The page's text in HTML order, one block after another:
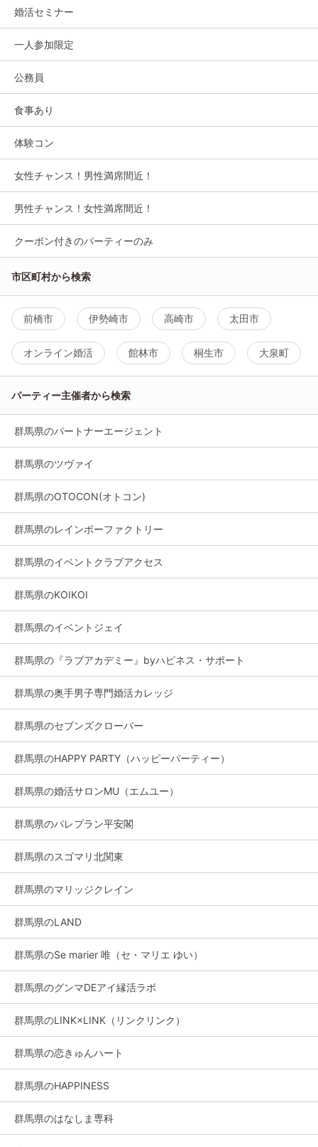
婚活セミナー
一人参加限定
公務員
食事あり
体験コン
女性チャンス！男性満席間近！
男性チャンス！女性満席間近！
クーポン付きのパーティーのみ
市区町村から検索
前橋市 伊勢崎市 高崎市 太田市
オンライン婚活 館林市 桐生市 大泉町
パーティー主催者から検索
群馬県のパートナーエージェント
群馬県のツヴァイ
群馬県のOTOCON(オトコン)
群馬県のレインボーファクトリー
群馬県のイベントクラブアクセス
群馬県のKOIKOI
群馬県のイベントジェイ
群馬県の『ラブアカデミー』byハピネス・サポート
群馬県の奥手男子専門婚活カレッジ
群馬県のセブンズクローバー
群馬県のHAPPY PARTY（ハッピーパーティー）
群馬県の婚活サロンMU（エムユー）
群馬県のパレプラン平安閣
群馬県のスゴマリ北関東
群馬県のマリッジクレイン
群馬県のLAND
群馬県のSe marier 唯（セ・マリエ ゆい）
群馬県のグンマDEアイ縁活ラボ
群馬県のLINK×LINK（リンクリンク）
群馬県の恋きゅんハート
群馬県のHAPPINESS
群馬県のはなしま専科